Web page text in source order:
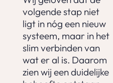
volgende stap niet
ligt in nóg een nieuw
systeem, maar in het
slim verbinden van
wat er al is. Daarom
zien wij een duidelijke